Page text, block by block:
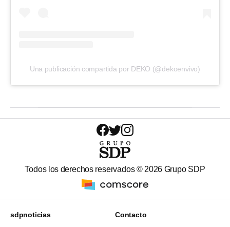
Una publicación compartida por DEKO (@dekoenvivo)
Todos los derechos reservados © 2026 Grupo SDP
sdpnoticias Contacto